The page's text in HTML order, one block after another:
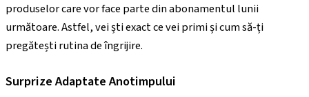
produselor care vor face parte din abonamentul lunii
următoare. Astfel, vei ști exact ce vei primi și cum să-ți
pregătești rutina de îngrijire.
Surprize Adaptate Anotimpului